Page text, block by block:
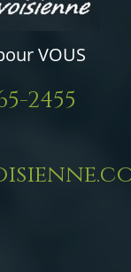
VOUS
2455